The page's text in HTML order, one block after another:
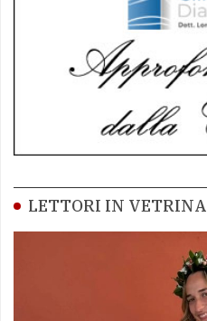
LETTORI IN VETRINA